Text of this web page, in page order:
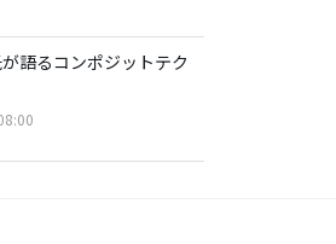
語るコンポジットテク